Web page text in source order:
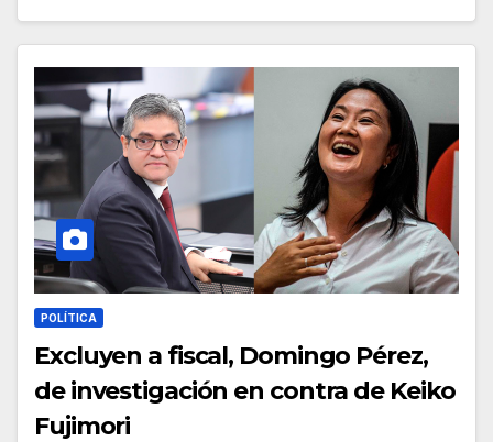
POLÍTICA
Excluyen a fiscal, Domingo Pérez,
de investigación en contra de Keiko
Fujimori